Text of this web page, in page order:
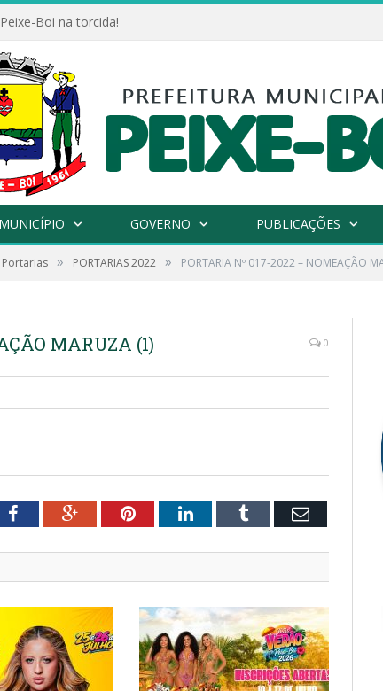
Boi na torcida!
GOVERNO PUBLICAÇÕES
Portarias » PORTARIAS 2022 » PORTARIA Nº 017-2022 – NOMEAÇÃO
MARUZA (1) 0
FacebookGoogle+PinterestLinkedInTumblr Email